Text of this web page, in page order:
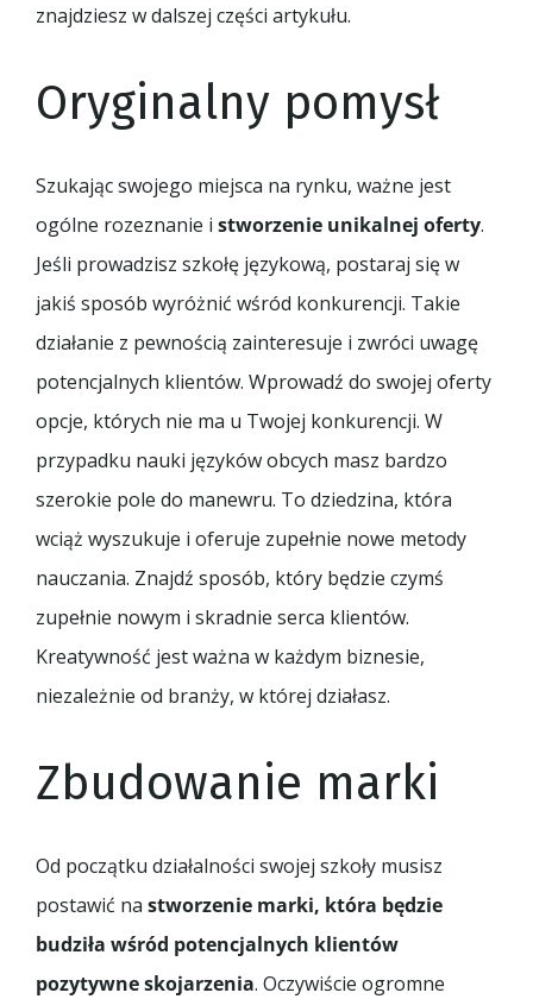
znajdziesz w dalszej części artykułu.
Oryginalny pomysł
Szukając swojego miejsca na rynku, ważne jest
ogólne rozeznanie i stworzenie unikalnej oferty.
Jeśli prowadzisz szkołę językową, postaraj się w
jakiś sposób wyróżnić wśród konkurencji. Takie
działanie z pewnością zainteresuje i zwróci uwagę
potencjalnych klientów. Wprowadź do swojej oferty
opcje, których nie ma u Twojej konkurencji. W
przypadku nauki języków obcych masz bardzo
szerokie pole do manewru. To dziedzina, która
wciąż wyszukuje i oferuje zupełnie nowe metody
nauczania. Znajdź sposób, który będzie czymś
zupełnie nowym i skradnie serca klientów.
Kreatywność jest ważna w każdym biznesie,
niezależnie od branży, w której działasz.
Zbudowanie marki
Od początku działalności swojej szkoły musisz
postawić na stworzenie marki, która będzie
budziła wśród potencjalnych klientów
pozytywne skojarzenia. Oczywiście ogromne